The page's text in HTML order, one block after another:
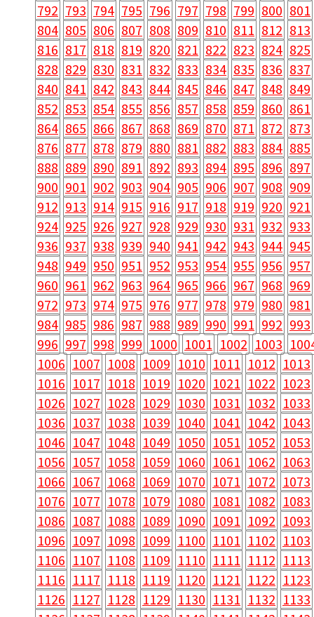
792 793 794 795 796 797 798 799 800 801
804 805 806 807 808 809 810 811 812 813
816 817 818 819 820 821 822 823 824 825
828 829 830 831 832 833 834 835 836 837
840 841 842 843 844 845 846 847 848 849
852 853 854 855 856 857 858 859 860 861
864 865 866 867 868 869 870 871 872 873
876 877 878 879 880 881 882 883 884 885
888 889 890 891 892 893 894 895 896 897
900 901 902 903 904 905 906 907 908 909
912 913 914 915 916 917 918 919 920 921
924 925 926 927 928 929 930 931 932 933
936 937 938 939 940 941 942 943 944 945
948 949 950 951 952 953 954 955 956 957
960 961 962 963 964 965 966 967 968 969
972 973 974 975 976 977 978 979 980 981
984 985 986 987 988 989 990 991 992 993
996 997 998 999 1000 1001 1002 1003
1006 1007 1008 1009 1010 1011 1012 1013
1016 1017 1018 1019 1020 1021 1022 1023
1026 1027 1028 1029 1030 1031 1032 1033
1036 1037 1038 1039 1040 1041 1042 1043
1046 1047 1048 1049 1050 1051 1052 1053
1056 1057 1058 1059 1060 1061 1062 1063
1066 1067 1068 1069 1070 1071 1072 1073
1076 1077 1078 1079 1080 1081 1082 1083
1086 1087 1088 1089 1090 1091 1092 1093
1096 1097 1098 1099 1100 1101 1102 1103
1106 1107 1108 1109 1110 1111 1112 1113
1116 1117 1118 1119 1120 1121 1122 1123
1126 1127 1128 1129 1130 1131 1132 1133